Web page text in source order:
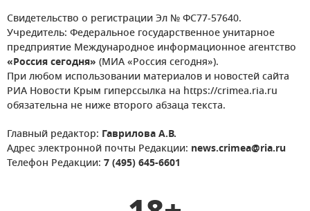
Свидетельство о регистрации Эл № ФС77-57640.
Учредитель: Федеральное государственное унитарное
предприятие Международное информационное агентство
«Россия сегодня» (МИА «Россия сегодня»).
При любом использовании материалов и новостей сайта
РИА Новости Крым гиперссылка на https://crimea.ria.ru
обязательна не ниже второго абзаца текста.
Главный редактор: Гаврилова А.В.
Адрес электронной почты Редакции: news.crimea@ria.ru
Телефон Редакции: 7 (495) 645-6601